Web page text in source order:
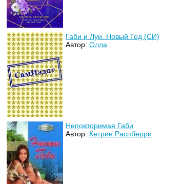
Габи и Луи. Новый Год (СИ)
Автор:Олла
Неповторимая Габи
Автор: Кетрин Распберри